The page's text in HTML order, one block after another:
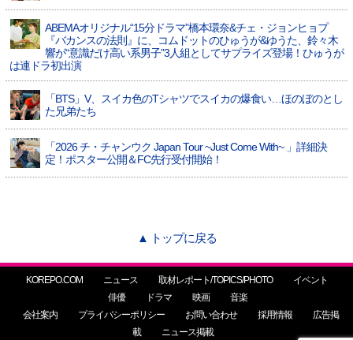
ABEMAオリジナル“15分ドラマ”橋本環奈&チェ・ジョンヒョプ
『バカンスの法則』に、コムドットのひゅうが&ゆうた、鈴々木
響が“意識だけ高い系男子”3人組としてサプライズ登場！ひゅうが
は連ドラ初出演
「BTS」V、スイカ色のTシャツでスイカの爆食い…ほのぼのとし
た兄弟たち
「2026 チ・チャンウク Japan Tour ~Just Come With~ 」詳細決
定！ポスター公開＆FC先行受付開始！
▲ トップに戻る
KOREPO.COM ニュース 取材レポート/TOPICS/PHOTO
イベント
俳優
ドラマ 映画
音楽
会社案内
プライバシーポリシー お問い合わせ 採用情報
広告掲
載
ニュース掲載